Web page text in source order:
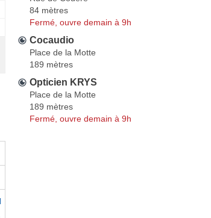
84 mètres
Fermé, ouvre demain à 9h
Cocaudio
Place de la Motte
189 mètres
Opticien KRYS
Place de la Motte
189 mètres
Fermé, ouvre demain à 9h